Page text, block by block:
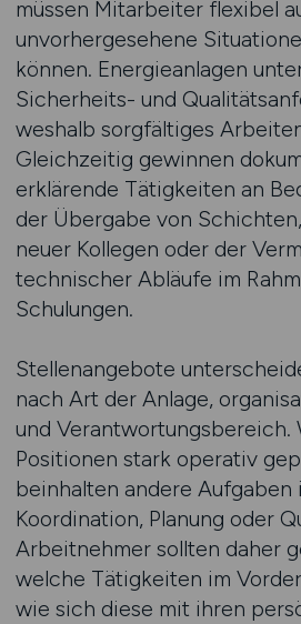
müssen Mitarbeiter flexibel
unvorhergesehene
können. Energieanlagen
Sicherheits- und
weshalb sorgfältiges
Gleichzeitig gewinnen
erklärende Tätigkeiten an
der Übergabe von
neuer Kollegen oder der
technischer Abläufe im
Schulungen.
Stellenangebote
nach Art der Anlage,
und Verantwortungsbereich.
Positionen stark operativ
beinhalten andere Aufgaben
Koordination, Planung oder
Arbeitnehmer sollten daher
welche Tätigkeiten im
wie sich diese mit ihren